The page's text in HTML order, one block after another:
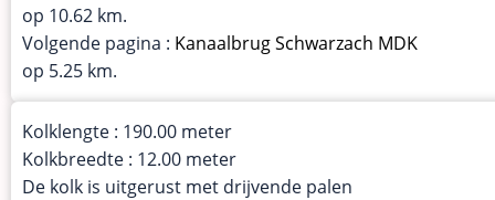
op 10.62 km.
Volgende pagina : Kanaalbrug Schwarzach MDK
op 5.25 km.
Kolklengte : 190.00 meter
Kolkbreedte : 12.00 meter
De kolk is uitgerust met drijvende palen